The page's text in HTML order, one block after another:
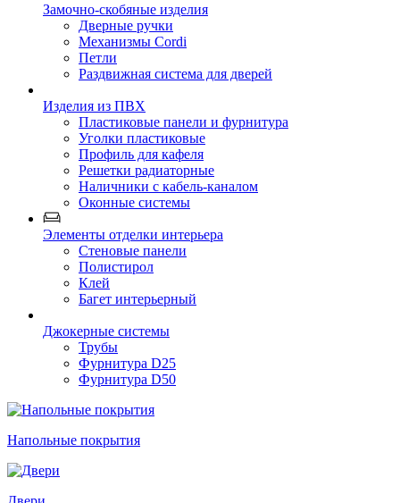
Замочно-скобяные изделия
Дверные ручки
Механизмы Cordi
Петли
Раздвижная система для дверей
Изделия из ПВХ
Пластиковые панели и фурнитура
Уголки пластиковые
Профиль для кафеля
Решетки радиаторные
Наличники с кабель-каналом
Оконные системы
Элементы отделки интерьера
Стеновые панели
Полистирол
Клей
Багет интерьерный
Джокерные системы
Трубы
Фурнитура D25
Фурнитура D50
Напольные покрытия